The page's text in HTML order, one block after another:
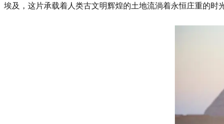
埃及，这片承载着人类古文明辉煌的土地流淌着永恒庄重的时